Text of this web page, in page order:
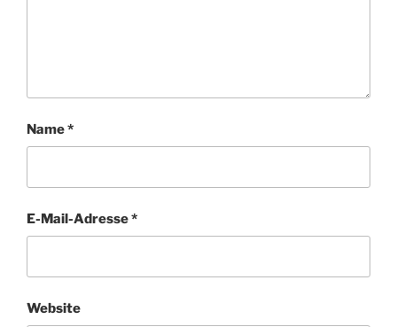
Name*
E-Mail-Adresse*
Website